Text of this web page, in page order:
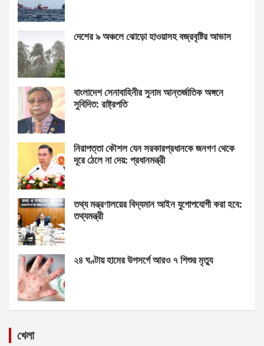
দেশের ৯ অঞ্চলে ঝোড়ো হাওয়াসহ বজ্রবৃষ্টির আভাস
বাংলাদেশ সেনাবাহিনীর সুনাম আন্তর্জাতিক অঙ্গনে
সুবিদিত: রাষ্ট্রপতি
নিরাপত্তা কৌশল যেন সরকারপ্রধানকে জনগণ থেকে
দূরে ঠেলে না দেয়: প্রধানমন্ত্রী
তথ্য মন্ত্রণালয়ের বিদ্যমান আইন যুগোপযোগী করা হবে:
তথ্যমন্ত্রী
২৪ ঘণ্টায় হামের উপসর্গে আরও ৭ শিশুর মৃত্যু
খেলা